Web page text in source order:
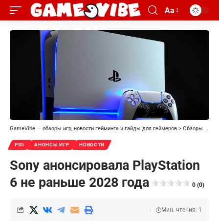
Aa
GameVibe — обзоры игр, новости гейминга и гайды для геймеров > Обзоры игр
PS5 АНОНСЫ ИГР НОВОСТИ
Sony анонсировала PlayStation
6 не раньше 2028 года
0 (0)
Мин. чтения: 1